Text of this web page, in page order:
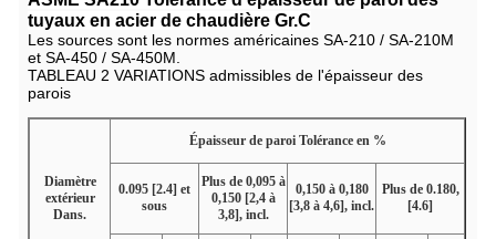
tuyaux en acier de chaudière Gr.C
Les sources sont les normes américaines SA-210 / SA-210M
et SA-450 / SA-450M.
TABLEAU 2 VARIATIONS admissibles de l'épaisseur des
parois
Diamètre
extérieur
Dans.
Épaisseur de paroi Tolérance en %
0.095 [2.4] et
sous
Plus de 0,095 à
0,150 [2,4 à
3,8], incl.
0,150 à 0,180
[3,8 à 4,6], incl.
Plus de 0.180,
[4.6]